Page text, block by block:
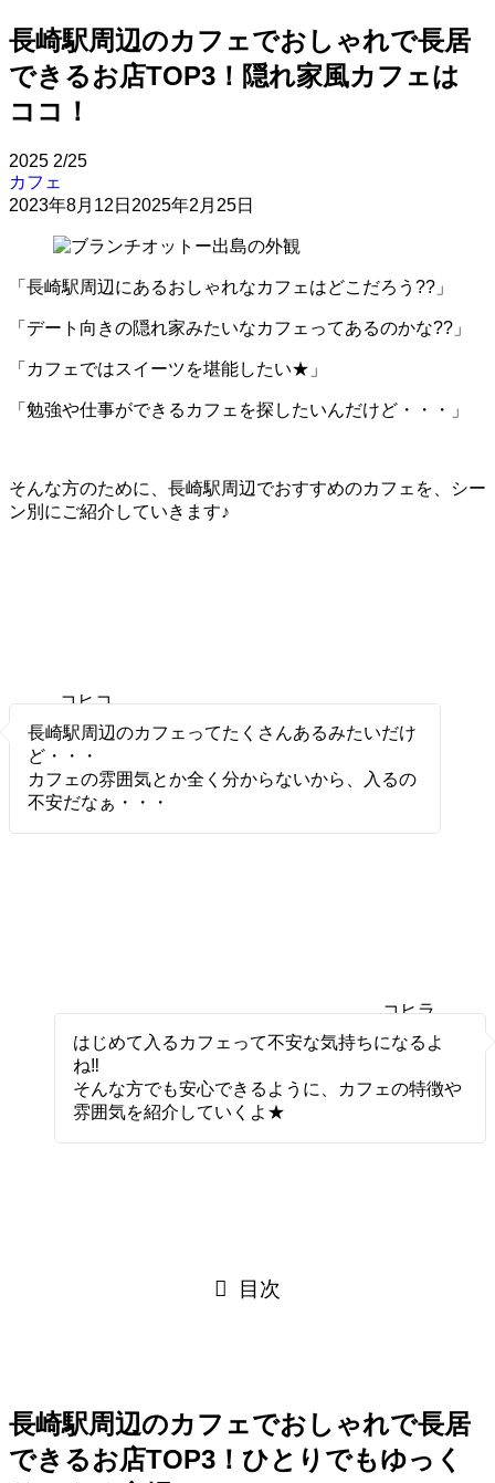
長崎駅周辺のカフェでおしゃれで長居
できるお店TOP3！隠れ家風カフェは
ココ！
2025 2/25
カフェ
2023年8月12日 2025年2月25日
「長崎駅周辺にあるおしゃれなカフェはどこだろう??」
「デート向きの隠れ家みたいなカフェってあるのかな??」
「カフェではスイーツを堪能したい★」
「勉強や仕事ができるカフェを探したいんだけど・・・」
そんな方のために、長崎駅周辺でおすすめのカフェを、シー
ン別にご紹介していきます♪
コヒコ
長崎駅周辺のカフェってたくさんあるみたいだけ
ど・・・
カフェの雰囲気とか全く分からないから、入るの
不安だなぁ・・・
コヒラ
はじめて入るカフェって不安な気持ちになるよ
ね‼
そんな方でも安心できるように、カフェの特徴や
雰囲気を紹介していくよ★
目次
長崎駅周辺のカフェでおしゃれで長居
できるお店TOP3！ひとりでもゆっく